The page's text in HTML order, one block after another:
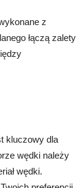
z
łączą zalety
kluczowy dla
wędki należy
wędki.